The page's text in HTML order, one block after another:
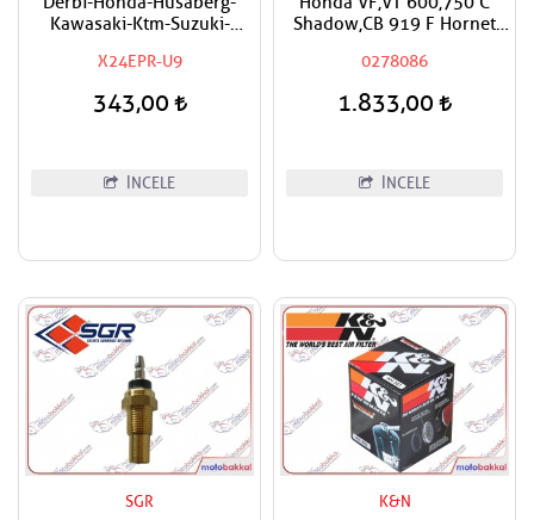
Kawasaki-Ktm-Suzuki-
Denso Buji
X24EPR-U9
343,00
İNCELE
Shadow,CB 919 F Hornet
0278086
1.833,00
İNCELE
SGR K&N